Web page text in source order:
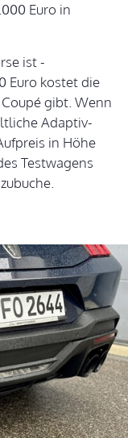
Euro in
ist -
Euro kostet die
gibt. Wenn
Adaptiv-
in Höhe
Testwagens